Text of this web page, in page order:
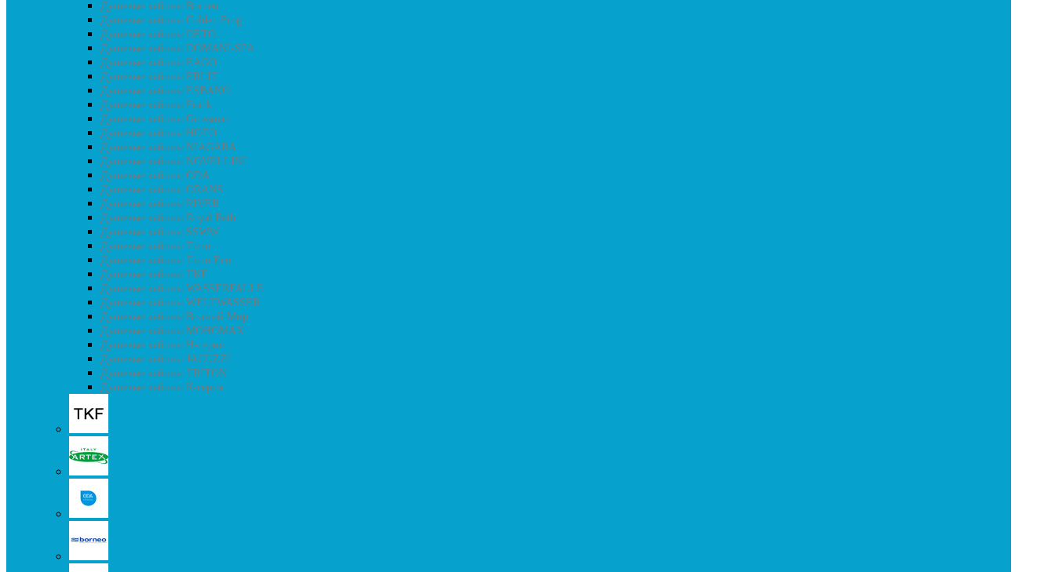
Душевые кабины Borneo
Душевые кабины Colden Frog
Душевые кабины DETO
Душевые кабины DOMANI-SPA
Душевые кабины EAGO
Душевые кабины ERLIT
Душевые кабины ESBANO
Душевые кабины Frank
Душевые кабины Grossman
Душевые кабины HOTO
Душевые кабины NIAGARA
Душевые кабины NOVELLINI
Душевые кабины ODA
Душевые кабины ORANS
Душевые кабины RIVER
Душевые кабины Royal Bath
Душевые кабины SSWW
Душевые кабины Timo
Душевые кабины Timo Eco
Душевые кабины TKF
Душевые кабины WASSERFALLE
Душевые кабины WELTWASSER
Душевые кабины Водный Мир
Душевые кабины МОНОМАХ
Душевые кабины H-серия
Душевые кабины JACUZZI
Душевые кабины TRITON
Душевые кабины К-серия